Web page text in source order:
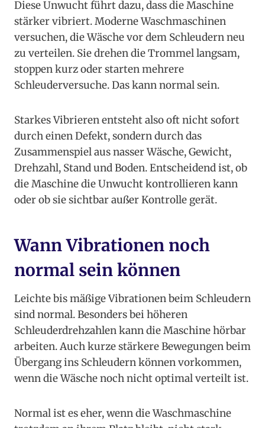
Diese Unwucht führt dazu, dass die Maschine
stärker vibriert. Moderne Waschmaschinen
versuchen, die Wäsche vor dem Schleudern neu
zu verteilen. Sie drehen die Trommel langsam,
stoppen kurz oder starten mehrere
Schleuderversuche. Das kann normal sein.
Starkes Vibrieren entsteht also oft nicht sofort
durch einen Defekt, sondern durch das
Zusammenspiel aus nasser Wäsche, Gewicht,
Drehzahl, Stand und Boden. Entscheidend ist, ob
die Maschine die Unwucht kontrollieren kann
oder ob sie sichtbar außer Kontrolle gerät.
Wann Vibrationen noch
normal sein können
Leichte bis mäßige Vibrationen beim Schleudern
sind normal. Besonders bei höheren
Schleuderdrehzahlen kann die Maschine hörbar
arbeiten. Auch kurze stärkere Bewegungen beim
Übergang ins Schleudern können vorkommen,
wenn die Wäsche noch nicht optimal verteilt ist.
Normal ist es eher, wenn die Waschmaschine